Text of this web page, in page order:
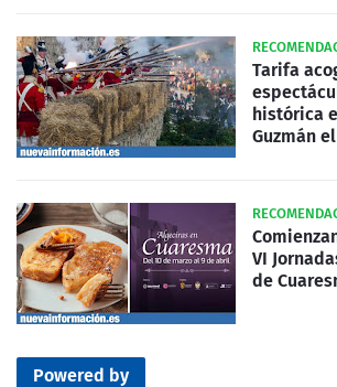
Tarifa
histórica
Guzmán
VI
de
Powered by